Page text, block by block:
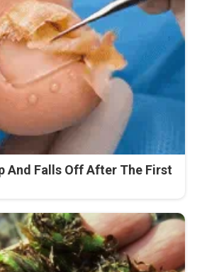
And Falls Off After The First